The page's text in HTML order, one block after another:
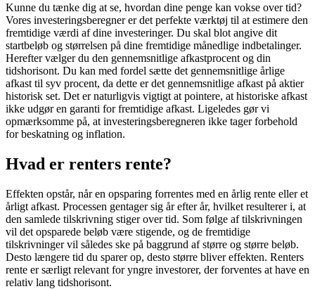
Kunne du tænke dig at se, hvordan dine penge kan vokse over tid?
Vores investeringsberegner er det perfekte værktøj til at estimere den
fremtidige værdi af dine investeringer. Du skal blot angive dit
startbeløb og størrelsen på dine fremtidige månedlige indbetalinger.
Herefter vælger du den gennemsnitlige afkastprocent og din
tidshorisont. Du kan med fordel sætte det gennemsnitlige årlige
afkast til syv procent, da dette er det gennemsnitlige afkast på aktier
historisk set. Det er naturligvis vigtigt at pointere, at historiske afkast
ikke udgør en garanti for fremtidige afkast. Ligeledes gør vi
opmærksomme på, at investeringsberegneren ikke tager forbehold
for beskatning og inflation.
Hvad er renters rente?
Effekten opstår, når en opsparing forrentes med en årlig rente eller et
årligt afkast. Processen gentager sig år efter år, hvilket resulterer i, at
den samlede tilskrivning stiger over tid. Som følge af tilskrivningen
vil det opsparede beløb være stigende, og de fremtidige
tilskrivninger vil således ske på baggrund af større og større beløb.
Desto længere tid du sparer op, desto større bliver effekten. Renters
rente er særligt relevant for yngre investorer, der forventes at have en
relativ lang tidshorisont.